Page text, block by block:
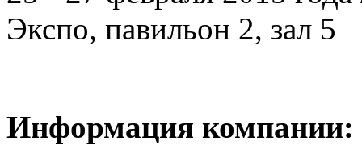
Экспо, павильон 2, зал 5
Информация компании: